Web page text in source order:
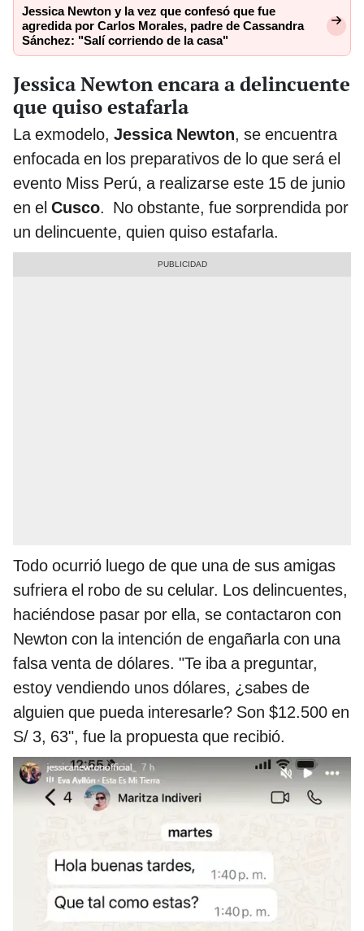
Jessica Newton y la vez que confesó que fue
agredida por Carlos Morales, padre de Cassandra
Sánchez: "Salí corriendo de la casa"
Jessica Newton encara a delincuente
que quiso estafarla
La exmodelo, Jessica Newton, se encuentra
enfocada en los preparativos de lo que será el
evento Miss Perú, a realizarse este 15 de junio
en el Cusco. No obstante, fue sorprendida por
un delincuente, quien quiso estafarla.
Todo ocurrió luego de que una de sus amigas
sufriera el robo de su celular. Los delincuentes,
haciéndose pasar por ella, se contactaron con
Newton con la intención de engañarla con una
falsa venta de dólares. "Te iba a preguntar,
estoy vendiendo unos dólares, ¿sabes de
alguien que pueda interesarle? Son $12.500 en
S/ 3, 63", fue la propuesta que recibió.